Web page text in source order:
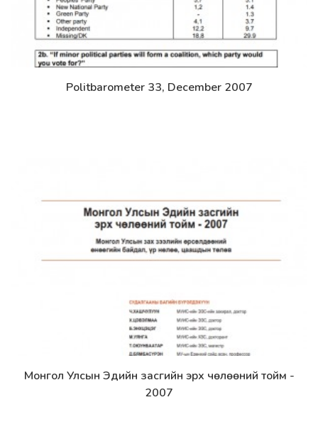
Дэлгэрэнгүй
Politbarometer 33, December 2007
Дэлгэрэнгүй
Монгол Улсын Эдийн засгийн эрх чөлөөний тойм -
2007